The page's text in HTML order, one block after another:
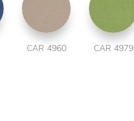
CAR 4960 CAR 4979